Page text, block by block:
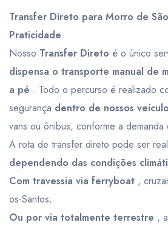
Transfer Direto para Morro de
Praticidade
Nosso Transfer Direto é o único
dispensa o transporte manual de
a pé . Todo o percurso é realizado
segurança dentro de nossos
vans ou ônibus, conforme a demanda
A rota de transfer direto pode ser
dependendo das condições
Com travessia via ferryboat ,
os-Santos;
Ou por via totalmente terrestre ,